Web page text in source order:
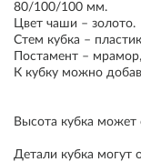
80/100/100 мм.
Цвет чаши – золото.
Стем кубка –
Постамент –
К кубку можно
Высота кубка может
Детали кубка могут